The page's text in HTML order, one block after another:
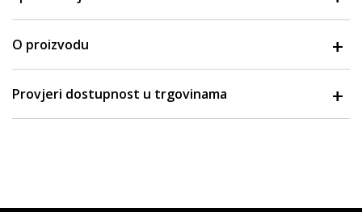
O proizvodu
Provjeri dostupnost u trgovinama